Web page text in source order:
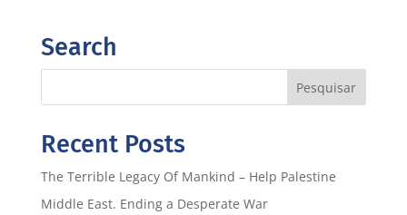
Search
Recent Posts
The Terrible Legacy Of Mankind – Help Palestine
Middle East. Ending a Desperate War